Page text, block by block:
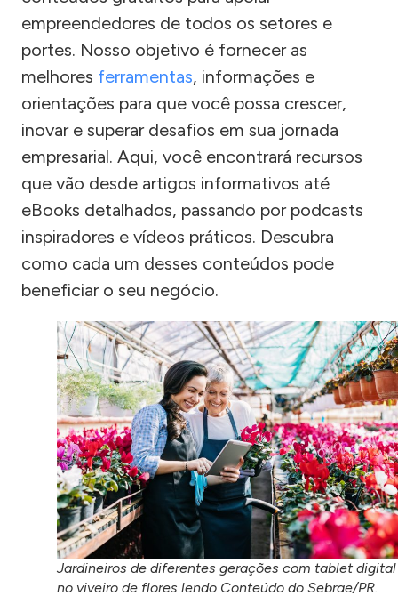
empreendedores de todos os setores e
portes. Nosso objetivo é fornecer as
melhores ferramentas, informações e
orientações para que você possa crescer,
inovar e superar desafios em sua jornada
empresarial. Aqui, você encontrará recursos
que vão desde artigos informativos até
eBooks detalhados, passando por podcasts
inspiradores e vídeos práticos. Descubra
como cada um desses conteúdos pode
beneficiar o seu negócio.
Jardineiros de diferentes gerações com tablet digital
no viveiro de flores lendo Conteúdo do Sebrae/PR.